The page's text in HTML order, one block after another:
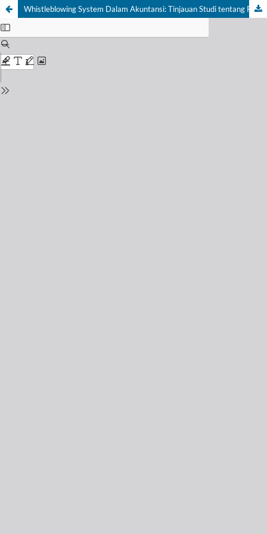
Whistleblowing System Dalam Akuntansi: Tinjauan Studi tentang Penentu Whistleblowing di Indonesia